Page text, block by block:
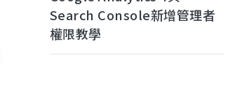
ManpowerGroup萬寶華
Search Console新增管理者
權限教學